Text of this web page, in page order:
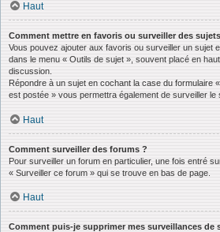
Haut
Comment mettre en favoris ou surveiller des
Vous pouvez ajouter aux favoris ou surveiller un sujet
dans le menu « Outils de sujet », souvent placé en
discussion.
Répondre à un sujet en cochant la case du formulaire
est postée » vous permettra également de surveiller le
Haut
Comment surveiller des forums ?
Pour surveiller un forum en particulier, une fois entré
« Surveiller ce forum » qui se trouve en bas de page.
Haut
Comment puis-je supprimer mes surveillances de